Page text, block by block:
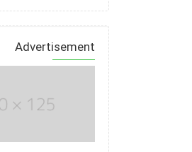
Advertisement